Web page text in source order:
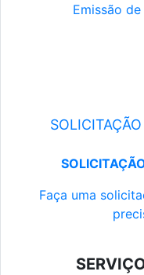
Emissão
Faça uma